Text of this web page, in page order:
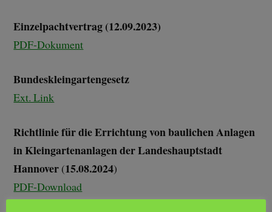
Einzelpachtvertrag (12.09.2023)
PDF-Dokument
Bundeskleingartengesetz
Ext. Link
Richtlinie für die Errichtung von baulichen Anlagen
in Kleingartenanlagen der Landeshauptstadt
Hannover (15.08.2024)
PDF-Download